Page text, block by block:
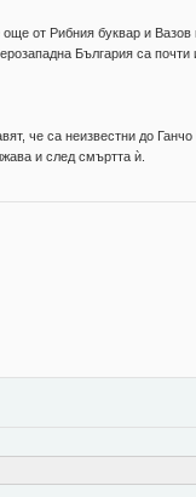
от Рибния буквар и
България са
че са неизвестни до
и след смъртта ѝ.